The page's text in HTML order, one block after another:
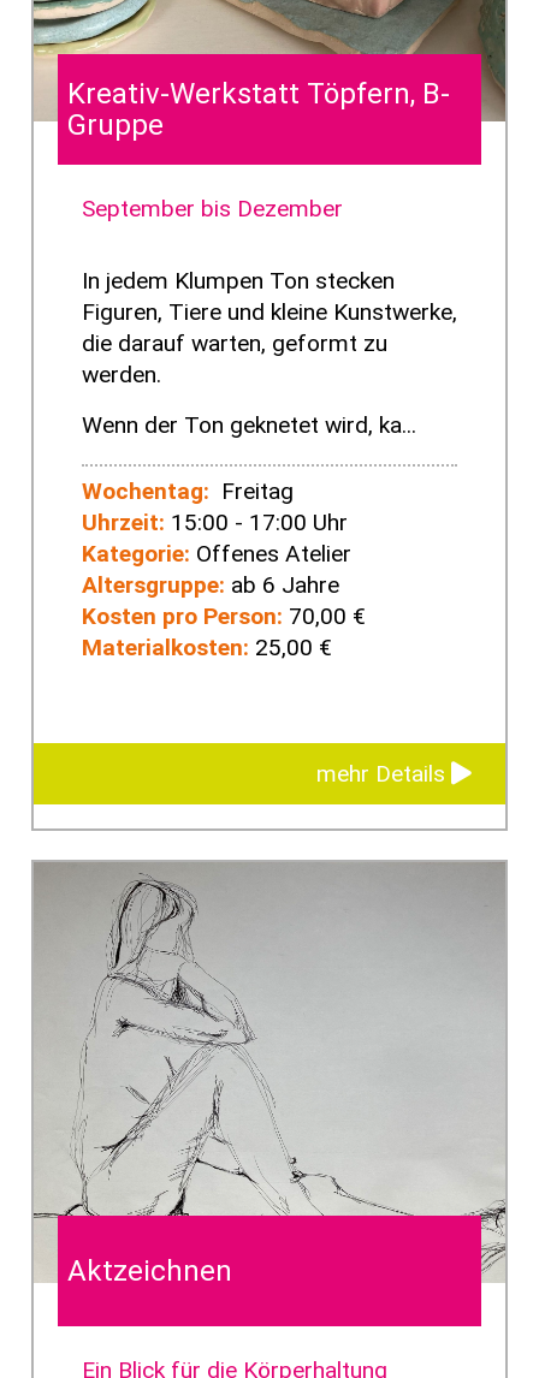
Kreativ-Werkstatt Töpfern, B-
Gruppe
September bis Dezember
In jedem Klumpen Ton stecken
Figuren, Tiere und kleine Kunstwerke,
die darauf warten, geformt zu
werden.
Wenn der Ton geknetet wird, ka...
Wochentag: Freitag
Uhrzeit: 15:00 - 17:00 Uhr
Kategorie: Offenes Atelier
Altersgruppe: ab 6 Jahre
Kosten pro Person: 70,00 €
Materialkosten: 25,00 €
mehr Details
Aktzeichnen
Ein Blick für die Körperhaltung